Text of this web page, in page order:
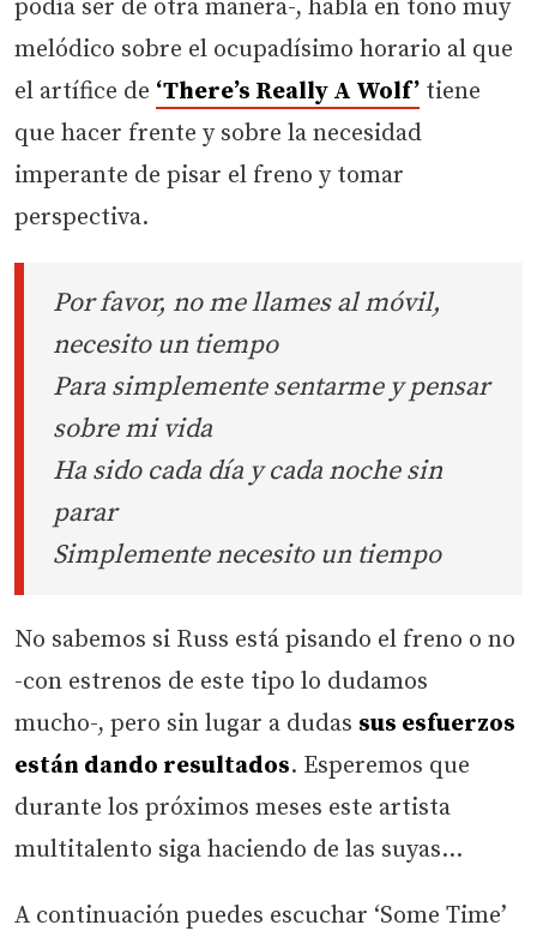
podía ser de otra manera-, habla en tono muy
melódico sobre el ocupadísimo horario al que
el artífice de ‘There’s Really A Wolf’ tiene
que hacer frente y sobre la necesidad
imperante de pisar el freno y tomar
perspectiva.
Por favor, no me llames al móvil,
necesito un tiempo
Para simplemente sentarme y pensar
sobre mi vida
Ha sido cada día y cada noche sin
parar
Simplemente necesito un tiempo
No sabemos si Russ está pisando el freno o no
-con estrenos de este tipo lo dudamos
mucho-, pero sin lugar a dudas sus esfuerzos
están dando resultados. Esperemos que
durante los próximos meses este artista
multitalento siga haciendo de las suyas…
A continuación puedes escuchar ‘Some Time’